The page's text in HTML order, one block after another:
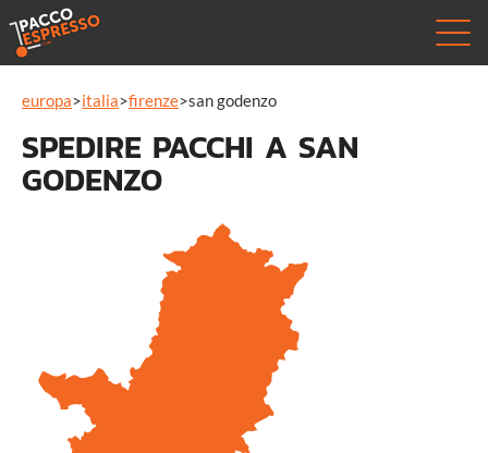
europa>italia>firenze>san godenzo
SPEDIRE PACCHI A SAN
GODENZO